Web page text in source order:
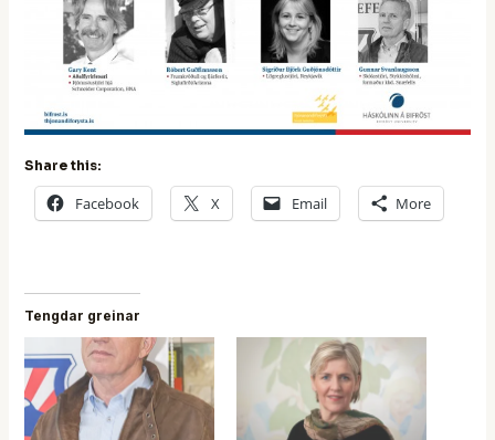
Share this:
Facebook X Email More
Tengdar greinar